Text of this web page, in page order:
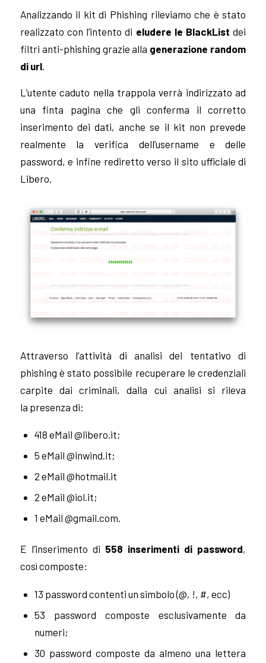
Analizzando il kit di Phishing rileviamo che è stato
realizzato con l’intento di eludere le BlackList dei
filtri anti-phishing grazie alla generazione random
di url.
L’utente caduto nella trappola verrà indirizzato ad
una finta pagina che gli conferma il corretto
inserimento dei dati, anche se il kit non prevede
realmente la verifica dell’username e delle
password, e infine rediretto verso il sito ufficiale di
Libero.
Attraverso l’attività di analisi del tentativo di
phishing è stato possibile recuperare le credenziali
carpite dai criminali, dalla cui analisi si rileva
la presenza di:
418 eMail @libero.it;
5 eMail @inwind.it;
2 eMail @hotmail.it
2 eMail @iol.it;
1 eMail @gmail.com.
E l’inserimento di 558 inserimenti di password,
così composte:
13 password contenti un simbolo (@, !, #, ecc)
53 password composte esclusivamente da
numeri;
30 password composte da almeno una lettera